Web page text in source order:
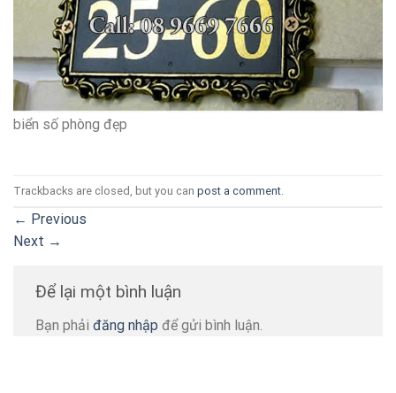
biển số phòng đẹp
Trackbacks are closed, but you can post a comment
← Previous
Next →
Để lại một bình luận
Bạn phải đăng nhập để gửi bình luận.